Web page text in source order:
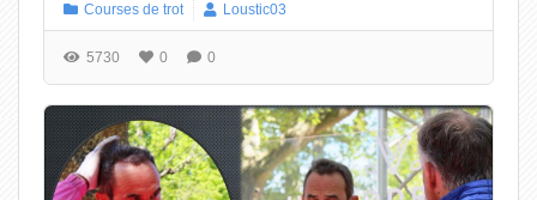
Courses de trot Loustic03
5730 0 0